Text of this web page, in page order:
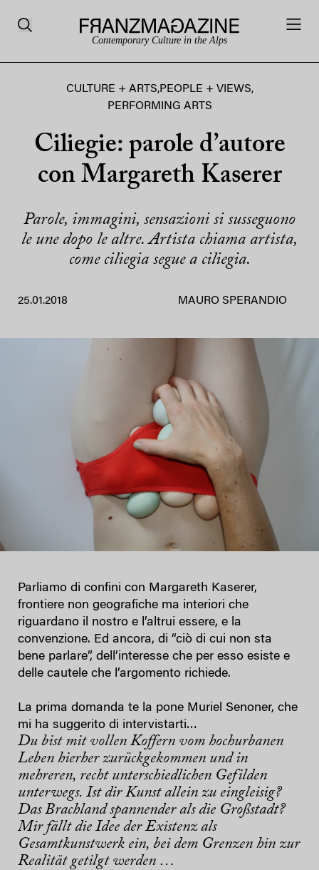
Contemporary Culture in the Alps
CULTURE + ARTS,PEOPLE + VIEWS,
PERFORMING ARTS
Ciliegie: parole d’autore
con Margareth Kaserer
Parole, immagini, sensazioni si susseguono
le une dopo le altre. Artista chiama artista,
come ciliegia segue a ciliegia.
25.01.2018 MAURO SPERANDIO
Parliamo di confini con Margareth Kaserer,
frontiere non geografiche ma interiori che
riguardano il nostro e l’altrui essere, e la
convenzione. Ed ancora, di “ciò di cui non sta
bene parlare”, dell’interesse che per esso esiste e
delle cautele che l’argomento richiede.
La prima domanda te la pone Muriel Senoner, che
mi ha suggerito di intervistarti…
Du bist mit vollen Koffern vom hochurbanen
Leben hierher zurückgekommen und in
mehreren, recht unterschiedlichen Gefilden
unterwegs. Ist dir Kunst allein zu eingleisig?
Das Brachland spannender als die Großstadt?
Mir fällt die Idee der Existenz als
Gesamtkunstwerk ein, bei dem Grenzen hin zur
Realität getilgt werden …